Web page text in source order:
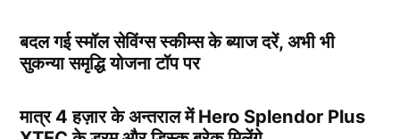
बदल गई स्मॉल सेविंग्स स्कीम्स के ब्याज दरें, अभी भी
सुकन्या समृद्धि योजना टॉप पर
मात्र 4 हज़ार के अन्तराल में Hero Splendor Plus